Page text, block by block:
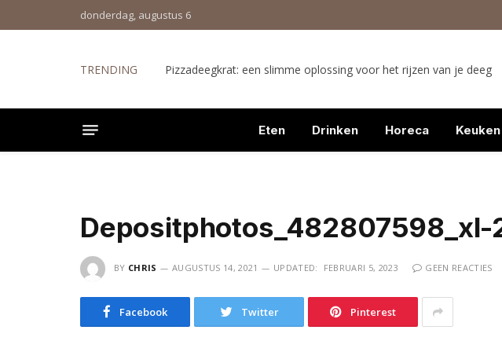
donderdag, augustus 6
TRENDING Pizzadeegkrat: een slimme oplossing voor het rijzen van je deeg
Eten Drinken Horeca Keuken
Depositphotos_482807598_xl-
BY CHRIS AUGUSTUS 14, 2021 UPDATED: FEBRUARI 5, 2023 GEEN REACTIES
Facebook Twitter Pinterest